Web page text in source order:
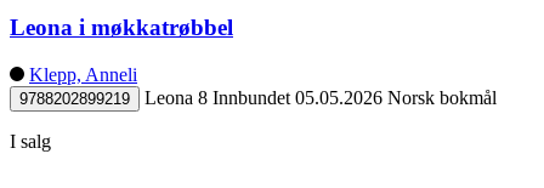
Leona i møkkatrøbbel
Klepp, Anneli
9788202899219 Leona 8 Innbundet 05.05.2026 Norsk bokmål
I salg